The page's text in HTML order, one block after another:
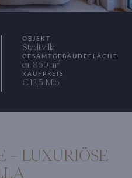
OBJEKT
Stadtvilla
GESAMTGEBÄUDEFLÄCHE
ca. 860 m 2
KAUFPREIS
€ 12,5 Mio.
– LUXURIÖSE